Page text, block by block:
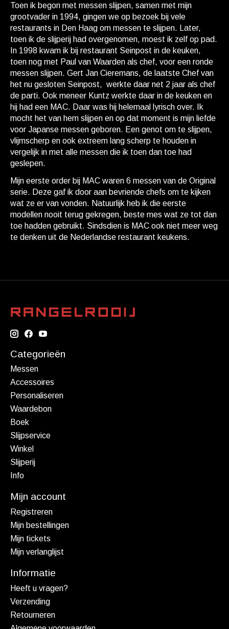
Toen ik begon met messen slijpen, samen met mijn
grootvader in 1994, gingen we op bezoek bij vele
restaurants in Den Haag om messen te slijpen. Later,
toen ik de slijperij had overgenomen, moest ik zelf op pad.
In 1998 kwam ik bij restaurant Seinpost in de keuken,
toen nog met Paul van Waarden als chef, voor een ronde
messen slijpen. Gert Jan Cieremans, de laatste Chef van
het nu gesloten Seinpost, werkte daar net 2 jaar als chef
de parti. Ook meneer Kuntz werkte daar in de keuken en
hij had een MAC. Daar was hij helemaal lyrisch over. Ik
mocht het van hem slijpen en op dat moment is mijn liefde
voor Japanse messen geboren. Een genot om te slijpen,
vlijmscherp en ook extreem lang scherp te houden in
vergelijk in met alle messen die ik toen dan toe had
geslepen.
Mijn eerste order bij MAC waren 6 messen van de Original
serie. Deze gaf ik door aan bevriende chefs om te kijken
wat ze er van vonden. Natuurlijk heb ik die eerste
modellen nooit terug gekregen, beste mes wat ze tot dan
toe hadden gebruikt. Sindsdien is MAC ook niet meer weg
te denken uit de Nederlandse restaurant keukens.
Categorieën
Messen
Accessoires
Personaliseren
Waardebon
Boek
Slijpservice
Winkel
Slijperij
Info
Mijn account
Registreren
Mijn bestellingen
Mijn tickets
Mijn verlanglijst
Informatie
Heeft u vragen?
Verzending
Retourneren